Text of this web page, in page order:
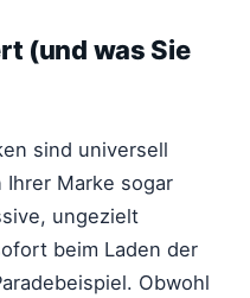
(und was Sie
sind universell
Marke sogar
ungezielt
beim Laden der
Obwohl